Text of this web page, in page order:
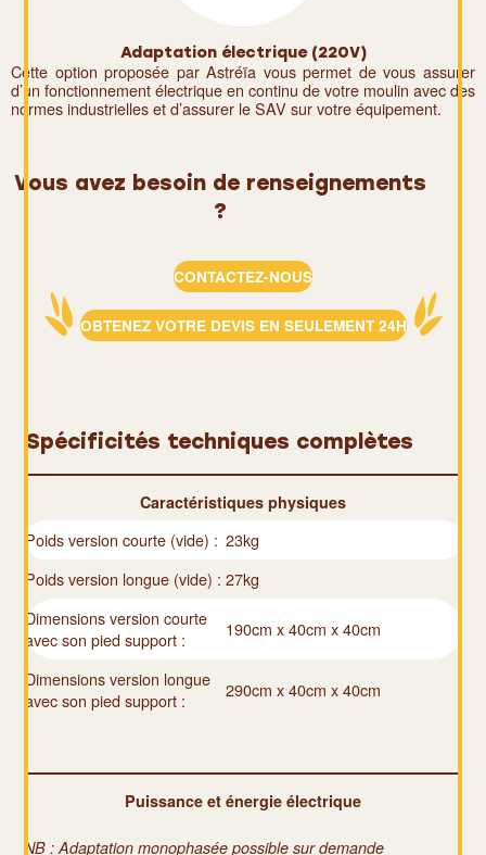
Adaptation électrique (220V)
Cette option proposée par Astréïa vous permet de vous assurer
d’un fonctionnement électrique en continu de votre moulin avec des
normes industrielles et d’assurer le SAV sur votre équipement.
Vous avez besoin de renseignements
?
CONTACTEZ-NOUS
OBTENEZ VOTRE DEVIS EN SEULEMENT 24H
Spécificités techniques complètes
Caractéristiques physiques
Poids version courte (vide) : 23kg
Poids version longue (vide) : 27kg
Dimensions version courte
avec son pied support :
190cm x 40cm x 40cm
Dimensions version longue
avec son pied support :
290cm x 40cm x 40cm
Puissance et énergie électrique
NB : Adaptation monophasée possible sur demande